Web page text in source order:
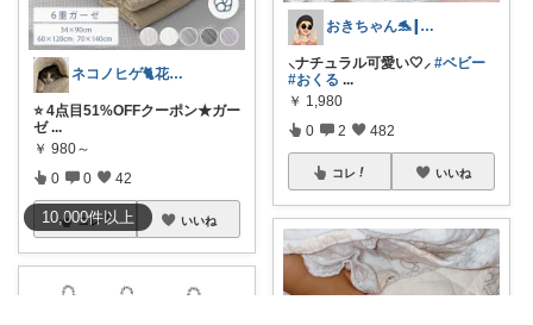
10,000件以上
ネコノヒゲ🐈花好きオタクの庭🪴
⭐️ 4点目51%OFFクーポン★ガー
ゼ...
￥ 980～
0 0 42
コレ いいね
おきちゃん🐬┃感謝⸜₍ᐢ..ᐢ₎⸝
⸜ナチュラル可愛い🤍⸝ #ベビー
#おくる ...
￥ 1,980
0 2 482
コレ いいね